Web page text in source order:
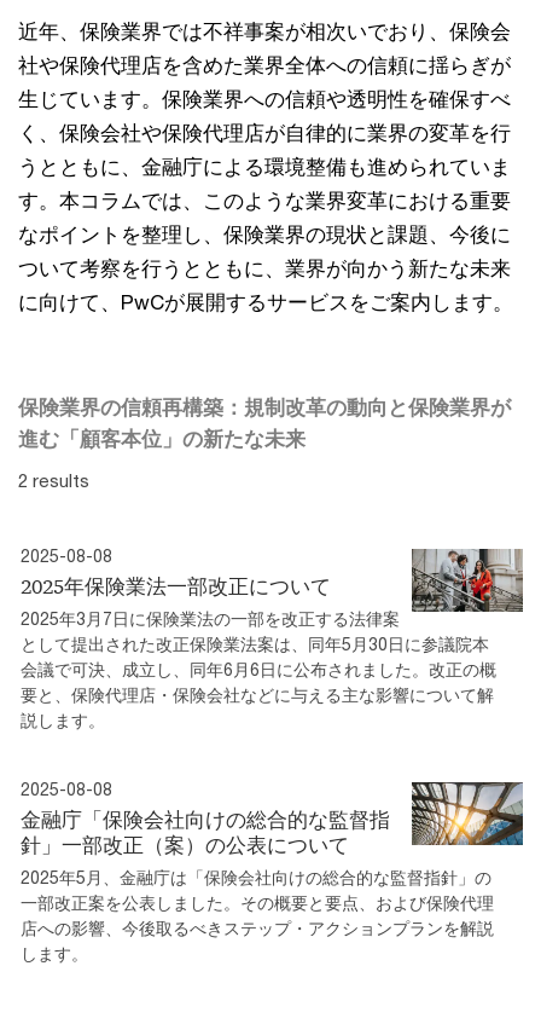
近年、保険業界では不祥事案が相次いでおり、保険会
社や保険代理店を含めた業界全体への信頼に揺らぎが
生じています。保険業界への信頼や透明性を確保すべ
く、保険会社や保険代理店が自律的に業界の変革を行
うとともに、金融庁による環境整備も進められていま
す。本コラムでは、このような業界変革における重要
なポイントを整理し、保険業界の現状と課題、今後に
ついて考察を行うとともに、業界が向かう新たな未来
に向けて、PwCが展開するサービスをご案内します。
保険業界の信頼再構築：規制改革の動向と保険業界が
進む「顧客本位」の新たな未来
2 results
2025-08-08
2025年保険業法一部改正について
2025年3月7日に保険業法の一部を改正する法律案
として提出された改正保険業法案は、同年5月30日に参議院本
会議で可決、成立し、同年6月6日に公布されました。改正の概
要と、保険代理店・保険会社などに与える主な影響について解
説します。
2025-08-08
金融庁「保険会社向けの総合的な監督指
針」一部改正（案）の公表について
2025年5月、金融庁は「保険会社向けの総合的な監督指針」の
一部改正案を公表しました。その概要と要点、および保険代理
店への影響、今後取るべきステップ・アクションプランを解説
します。